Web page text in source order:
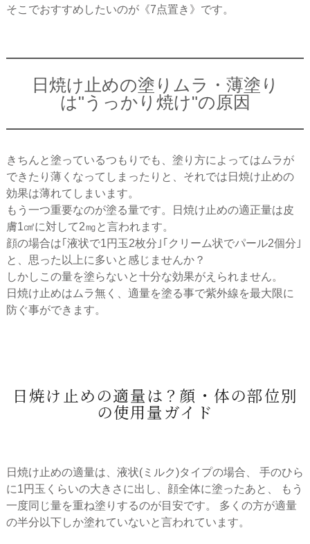
そこでおすすめしたいのが《7点置き》です。
日焼け止めの塗りムラ・薄塗り
は"うっかり焼け"の原因
きちんと塗っているつもりでも、塗り方によってはムラが
できたり薄くなってしまったりと、それでは日焼け止めの
効果は薄れてしまいます。
もう一つ重要なのが塗る量です。日焼け止めの適正量は皮
膚1㎠に対して2㎎と言われます。
顔の場合は｢液状で1円玉2枚分｣｢クリーム状でパール2個分｣
と、思った以上に多いと感じませんか？
しかしこの量を塗らないと十分な効果がえられません。
日焼け止めはムラ無く、適量を塗る事で紫外線を最大限に
防ぐ事ができます。
日焼け止めの適量は？顔・体の部位別
の使用量ガイド
日焼け止めの適量は、液状(ミルク)タイプの場合、 手のひら
に1円玉くらいの大きさに出し、顔全体に塗ったあと、 もう
一度同じ量を重ね塗りするのが目安です。 多くの方が適量
の半分以下しか塗れていないと言われています。